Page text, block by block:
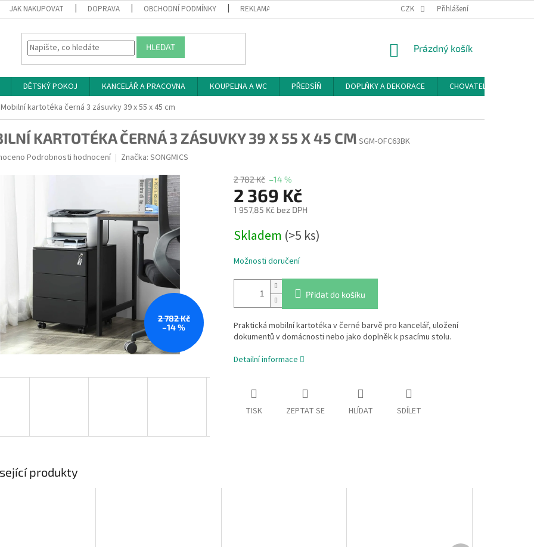
JAK NAKUPOVAT DOPRAVA OBCHODNÍ PODMÍNKY REKLAMACE A ODSTOUPENÍ OD SMLOUVY PODMÍNKY OCHRANY OSOBNÍCH ÚDAJŮ
CZK Přihlášení
HLEDAT
NÁKUPNÍ
Prázdný košík
DĚTSKÝ POKOJ KANCELÁŘ A PRACOVNA KOUPELNA A WC PŘEDSÍŇ DOPLŇKY A DEKORACE
CHOVATELSKÉ
Mobilní kartotéka černá 3 zásuvky 39 x 55 x 45 cm
KARTOTÉKA ČERNÁ 3 ZÁSUVKY 39 X 55 X 45 CM SGM-OFC63BK
Podrobnosti hodnocení Značka: SONGMICS
2 782 Kč
–14 %
2 782 Kč –14 %
2 369 Kč
1 957,85 Kč bez DPH
cena:
Skladem (>5 ks)
Možnosti doručení
Přidat do košíku
Praktická mobilní kartotéka v černé barvě pro kancelář, uložení
dokumentů v domácnosti nebo jako doplněk k psacímu stolu.
Detailní informace
TISK ZEPTAT SE HLÍDAT SDÍLET
produkty